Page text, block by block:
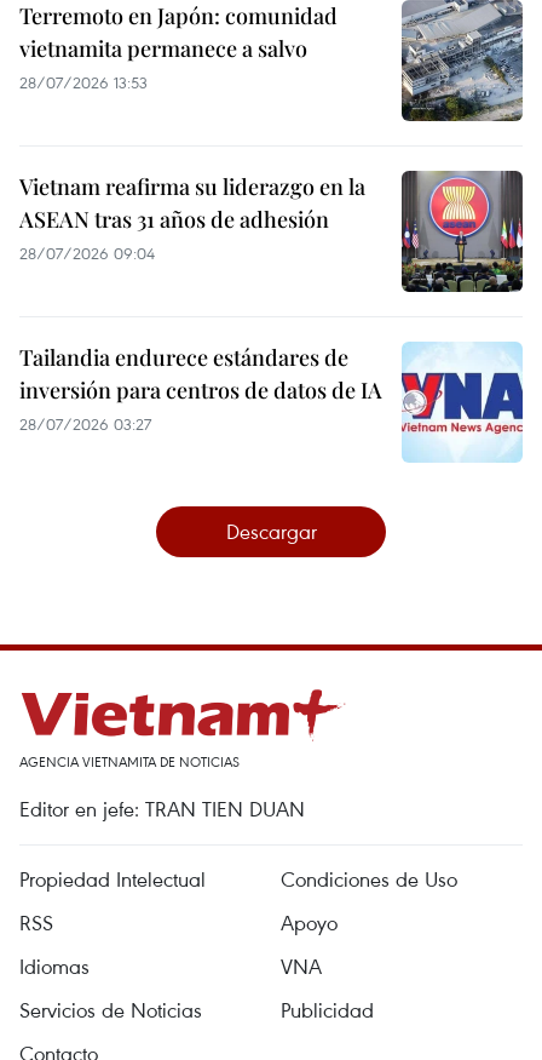
Terremoto en Japón: comunidad
vietnamita permanece a salvo
28/07/2026 13:53
Vietnam reafirma su liderazgo en la
ASEAN tras 31 años de adhesión
28/07/2026 09:04
Tailandia endurece estándares de
inversión para centros de datos de IA
28/07/2026 03:27
Descargar
AGENCIA VIETNAMITA DE NOTICIAS
Editor en jefe: TRAN TIEN DUAN
Propiedad Intelectual
Condiciones de Uso
RSS
Apoyo
Idiomas
VNA
Servicios de Noticias
Publicidad
Contacto